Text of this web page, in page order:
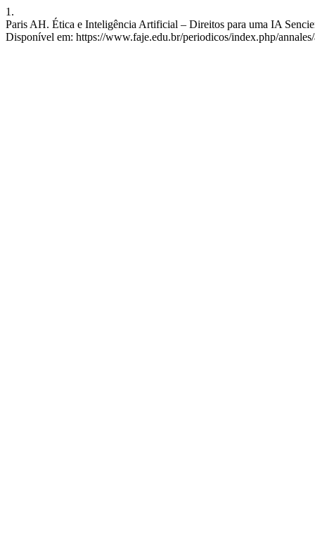
1.
Paris AH. Ética e Inteligência Artificial – Direitos para uma IA
Disponível em: https://www.faje.edu.br/periodicos/index.php/